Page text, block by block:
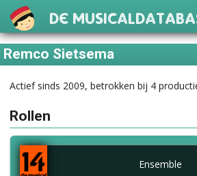
De
Remco Sietsema
Actief sinds 2009, betrokken bij 4
Rollen
Ensemble